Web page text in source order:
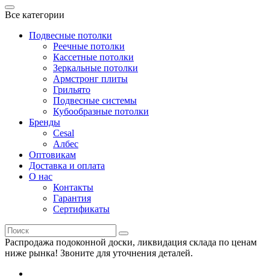
Все категории
Подвесные потолки
Реечные потолки
Кассетные потолки
Зеркальные потолки
Армстронг плиты
Грильято
Подвесные системы
Кубообразные потолки
Бренды
Cesal
Албес
Оптовикам
Доставка и оплата
О нас
Контакты
Гарантия
Сертификаты
Распродажа подоконной доски, ликвидация склада по ценам
ниже рынка! Звоните для уточнения деталей.